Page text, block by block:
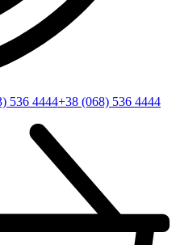
536 4444+38 (068) 536 4444